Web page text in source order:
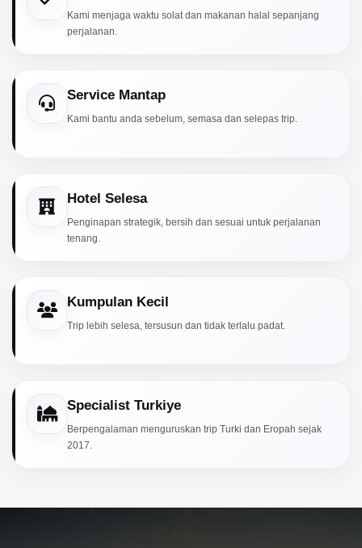
Kami menjaga waktu solat dan makanan halal sepanjang
perjalanan.
Service Mantap
Kami bantu anda sebelum, semasa dan selepas trip.
Hotel Selesa
Penginapan strategik, bersih dan sesuai untuk perjalanan
tenang.
Kumpulan Kecil
Trip lebih selesa, tersusun dan tidak terlalu padat.
Specialist Turkiye
Berpengalaman menguruskan trip Turki dan Eropah sejak
2017.